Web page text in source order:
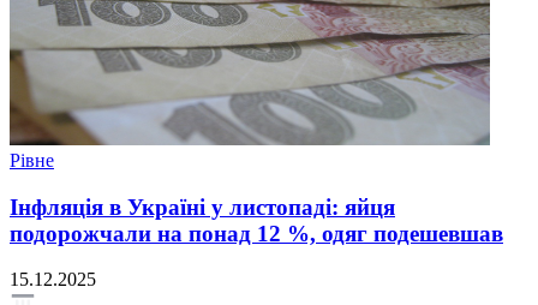
Рівне
Інфляція в Україні у листопаді: яйця
подорожчали на понад 12 %, одяг подешевшав
15.12.2025